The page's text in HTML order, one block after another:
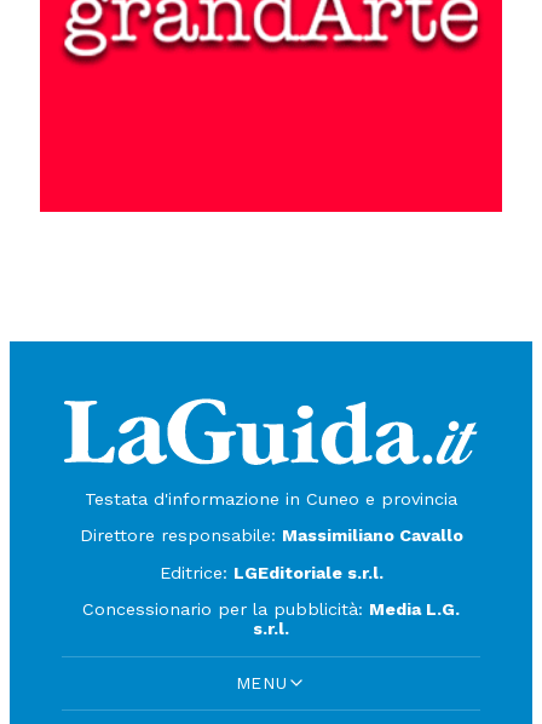
Testata d'informazione in Cuneo e provincia
Direttore responsabile: Massimiliano Cavallo
Editrice: LGEditoriale s.r.l.
Concessionario per la pubblicità: Media L.G.
s.r.l.
MENU